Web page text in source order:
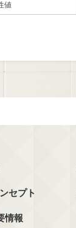
値
セプト
情報